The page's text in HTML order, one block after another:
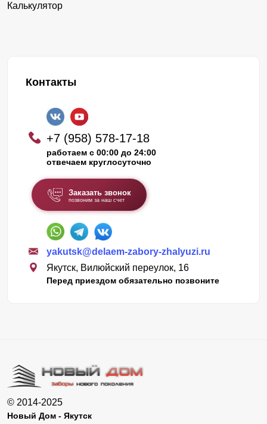
Калькулятор
Контакты
+7 (958) 578-17-18
работаем с 00:00 до 24:00
отвечаем круглосуточно
Заказать звонок
позвоним за наш счет
yakutsk@delaem-zabory-zhalyuzi.ru
Якутск, Вилюйский переулок, 16
Перед приездом обязательно позвоните
© 2014-2025
Новый Дом - Якутск